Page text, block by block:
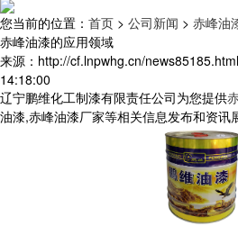
您当前的位置： 首页 > 公司新闻 > 赤峰油
赤峰油漆的应用领域
来源：http://cf.lnpwhg.cn/news85185.html
14:18:00
辽宁鹏维化工制漆有限责任公司为您提供
油漆,赤峰油漆厂家等相关信息发布和资讯